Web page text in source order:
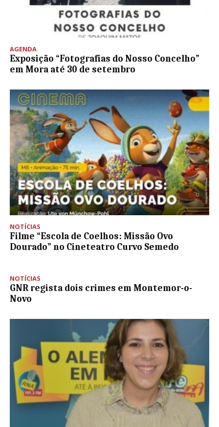
AGENDA
Exposição “Fotografias do Nosso Concelho”
em Mora até 30 de setembro
NOTÍCIAS
Filme “Escola de Coelhos: Missão Ovo
Dourado” no Cineteatro Curvo Semedo
NOTÍCIAS
GNR regista dois crimes em Montemor-o-
Novo